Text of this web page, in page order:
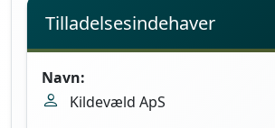
Tilladelsesindehaver
Navn:
Kildevæld ApS